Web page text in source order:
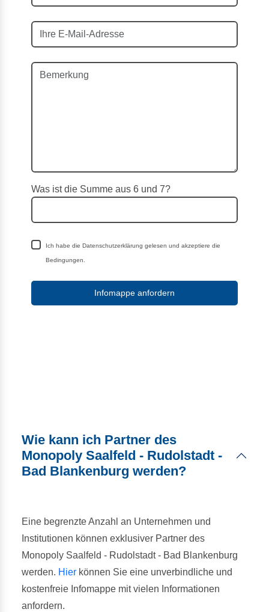
Was ist die Summe aus 6 und 7?
Ich habe die Datenschutzerklärung gelesen und akzeptiere die
Bedingungen.
Infomappe anfordern
Wie kann ich Partner des
Monopoly Saalfeld - Rudolstadt -
Bad Blankenburg werden?
Eine begrenzte Anzahl an Unternehmen und
Institutionen können exklusiver Partner des
Monopoly Saalfeld - Rudolstadt - Bad Blankenburg
werden. Hier können Sie eine unverbindliche und
kostenfreie Infomappe mit vielen Informationen
anfordern.